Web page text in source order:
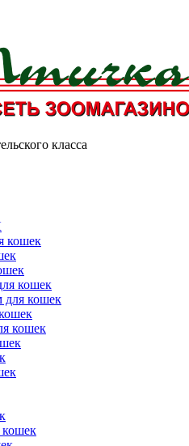
класса
кошек
кошек
кошек
кошек
кошек